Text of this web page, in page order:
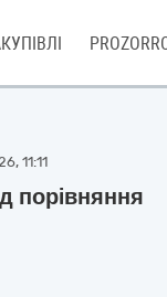
11:11
порiвняння